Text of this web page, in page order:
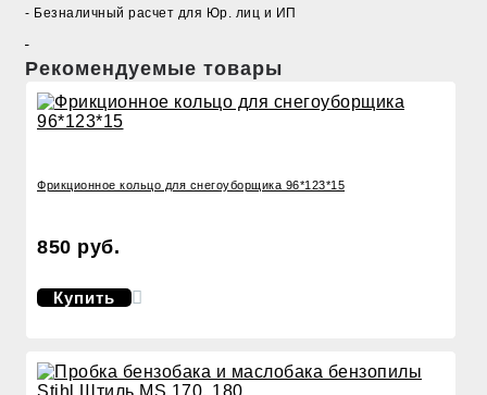
- Безналичный расчет для Юр. лиц и ИП
Рекомендуемые товары
Фрикционное кольцо для снегоуборщика 96*123*15
850 руб.
Купить